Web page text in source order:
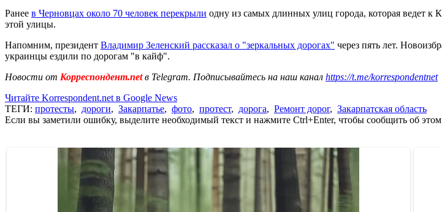
Ранее в Черновцах около 70 человек перекрыли одну из самых длинных улиц города, которая ведет
этой улицы.
Напомним, президент Владимир Зеленский рассказал о "зеркальных дорогах" через пять лет.
украинцы ездили по дорогам "в кайф".
Новости от Корреспондент.netв Telegram. Подписывайтесь на наш канал https://t.me/korrespondentnet
Читайте Korrespondent.net в Google News
ТЕГИ: протесты, дороги, Закарпатье, фото, протест, дорога, Ремонт дорог, Закарпатская область
Если вы заметили ошибку, выделите необходимый текст и нажмите Ctrl+Enter, чтобы сообщить об